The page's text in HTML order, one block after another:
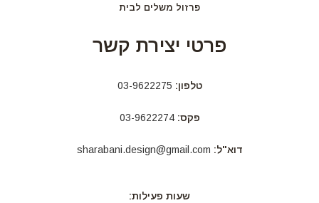
פרזול משלים לבית
פרטי יצירת קשר
טלפון: 03-9622275
פקס: 03-9622274
דוא"ל: sharabani.design@gmail.com
שעות פעילות: